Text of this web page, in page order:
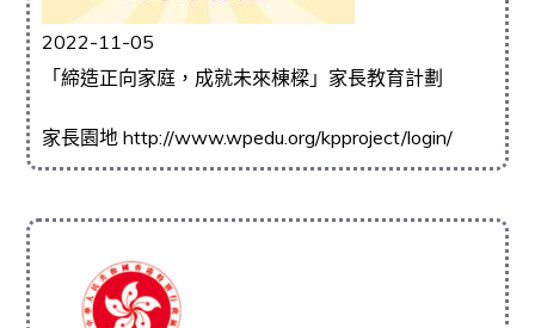
2022-11-05
「締造正向家庭，成就未來棟樑」家長教育計劃
家長園地 http://www.wpedu.org/kpproject/login/